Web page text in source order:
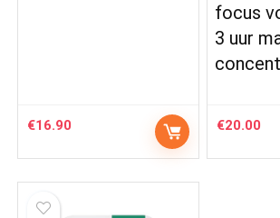
€16.90
focus
3 uur
€20.00